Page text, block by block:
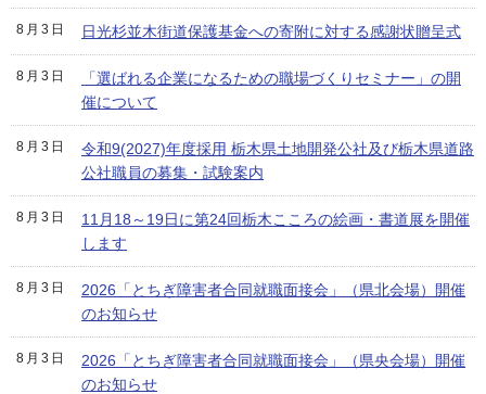
8月3日 日光杉並木街道保護基金への寄附に対する感謝状贈呈式
8月3日
「選ばれる企業になるための職場づくりセミナー」の開
催について
8月3日
令和9(2027)年度採用 栃木県土地開発公社及び栃木県道路
公社職員の募集・試験案内
8月3日
11月18～19日に第24回栃木こころの絵画・書道展を開催
します
8月3日
2026「とちぎ障害者合同就職面接会」（県北会場）開催
のお知らせ
8月3日
2026「とちぎ障害者合同就職面接会」（県央会場）開催
のお知らせ